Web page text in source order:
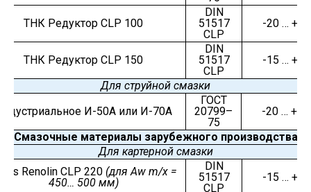
ТНК Редуктор CLP 100
DIN
51517
CLP
-20 … +25
ТНК Редуктор CLP 150
DIN
51517
CLP
-15 … +40
Для струйной смазки
И-50А или И-70А
ГОСТ
20799–
75
-20 … +45
Смазочные материалы зарубежного производства
Для картерной смазки
Renolin CLP 220 (для Aw m/x =
450… 500 мм)
DIN
51517
CLP
-15 … +45